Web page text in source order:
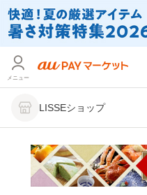
メニュー
LISSEショップ